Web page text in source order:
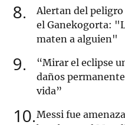
8
Alertan del
el Ganekogorta:
maten a alguien"
9
“Mirar el eclipse
daños
vida”
10 Messi fue